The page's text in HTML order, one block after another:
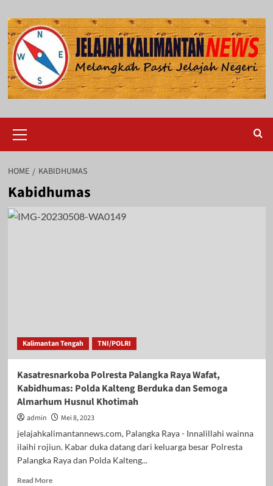
to
content
Menu
HOME KABIDHUMAS
Kabidhumas
Kalimantan Tengah TNI/POLRI
Kasatresnarkoba Polresta Palangka Raya Wafat,
Kabidhumas: Polda Kalteng Berduka dan Semoga
Almarhum Husnul Khotimah
admin
Mei 8, 2023
jelajahkalimantannews.com, Palangka Raya - Innalillahi wainna
ilaihi rojiun. Kabar duka datang dari keluarga besar Polresta
Palangka Raya dan Polda Kalteng...
Read MoreRead